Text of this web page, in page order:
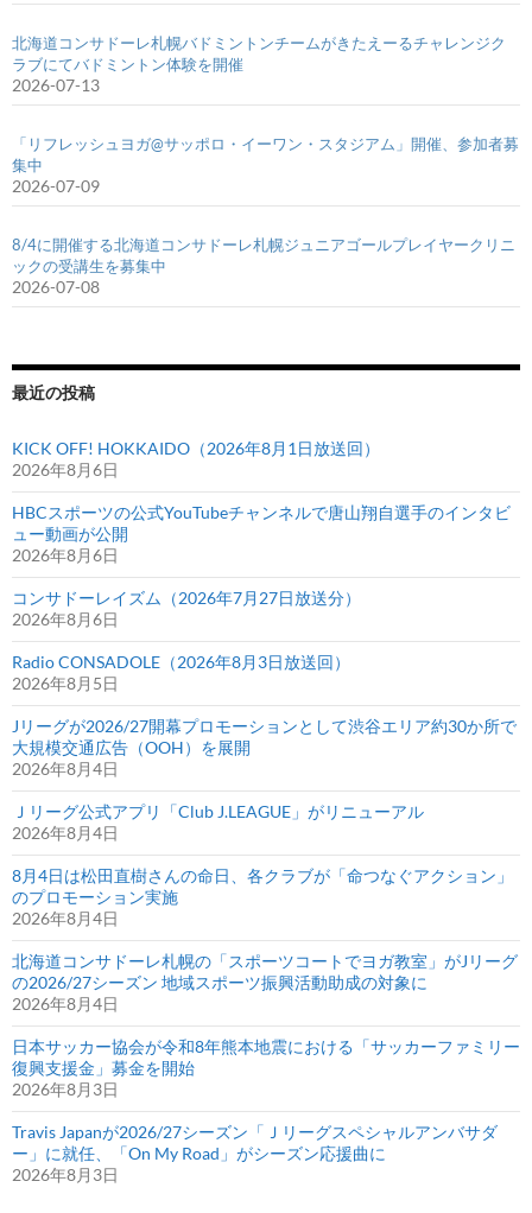
北海道コンサドーレ札幌バドミントンチームがきたえーるチャレンジク
ラブにてバドミントン体験を開催
2026-07-13
「リフレッシュヨガ@サッポロ・イーワン・スタジアム」開催、参加者募
集中
2026-07-09
8/4に開催する北海道コンサドーレ札幌ジュニアゴールプレイヤークリニ
ックの受講生を募集中
2026-07-08
最近の投稿
KICK OFF! HOKKAIDO（2026年8月1日放送回）
2026年8月6日
HBCスポーツの公式YouTubeチャンネルで唐山翔自選手のインタビ
ュー動画が公開
2026年8月6日
コンサドーレイズム（2026年7月27日放送分）
2026年8月6日
Radio CONSADOLE（2026年8月3日放送回）
2026年8月5日
Jリーグが2026/27開幕プロモーションとして渋谷エリア約30か所で
大規模交通広告（OOH）を展開
2026年8月4日
Ｊリーグ公式アプリ「Club J.LEAGUE」がリニューアル
2026年8月4日
8月4日は松田直樹さんの命日、各クラブが「命つなぐアクション」
のプロモーション実施
2026年8月4日
北海道コンサドーレ札幌の「スポーツコートでヨガ教室」がJリーグ
の2026/27シーズン 地域スポーツ振興活動助成の対象に
2026年8月4日
日本サッカー協会が令和8年熊本地震における「サッカーファミリー
復興支援金」募金を開始
2026年8月3日
Travis Japanが2026/27シーズン「Ｊリーグスペシャルアンバサダ
ー」に就任、「On My Road」がシーズン応援曲に
2026年8月3日